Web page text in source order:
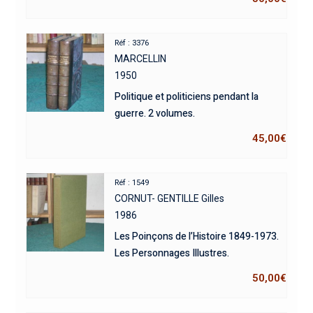
Réf : 3376
MARCELLIN
1950
Politique et politiciens pendant la
guerre. 2 volumes.
45,00€
Réf : 1549
CORNUT- GENTILLE Gilles
1986
Les Poinçons de l’Histoire 1849-1973.
Les Personnages Illustres.
50,00€